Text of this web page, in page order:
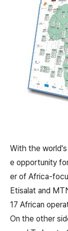
With the
e opportunity
er of Africa-
Etisalat and
17 African
On the other